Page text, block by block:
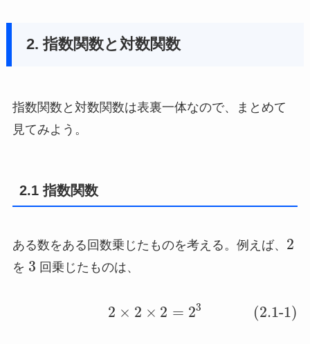
2. 指数関数と対数関数
指数関数と対数関数は表裏一体なので、まとめて
見てみよう。
2.1 指数関数
ある数をある回数乗じたものを考える。例えば、 2
を 3 回乗じたものは、
2 × 2 × 2 = 23 (2.1-1)